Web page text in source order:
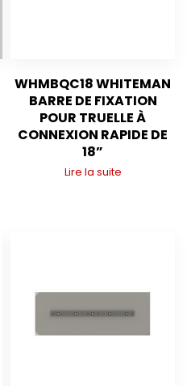
WHMBQC18 WHITEMAN
BARRE DE FIXATION
POUR TRUELLE À
CONNEXION RAPIDE DE
18”
Lire la suite